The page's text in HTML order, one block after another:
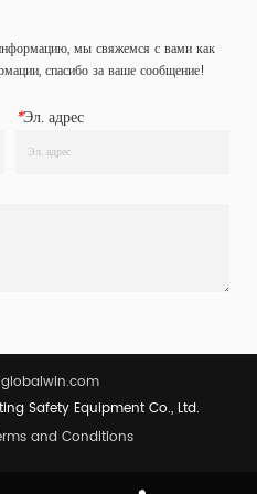
Предел рабочей нагруз...
мы свяжемся с вами как
спасибо за ваше сообщение!
*Эл. адрес
Safety Equipment Co., Ltd.
and Conditions